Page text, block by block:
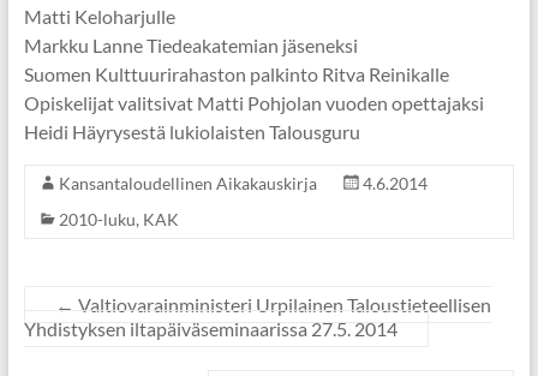
Matti Keloharjulle
Markku Lanne Tiedeakatemian jäseneksi
Suomen Kulttuurirahaston palkinto Ritva Reinikalle
Opiskelijat valitsivat Matti Pohjolan vuoden opettajaksi
Heidi Häyrysestä lukiolaisten Talousguru
Kansantaloudellinen Aikakauskirja
4.6.2014
2010-luku, KAK
← Valtiovarainministeri Urpilainen Taloustieteellisen
Yhdistyksen iltapäiväseminaarissa 27.5. 2014